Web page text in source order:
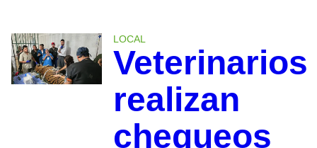
LOCAL
Veterinarios
realizan
chequeos